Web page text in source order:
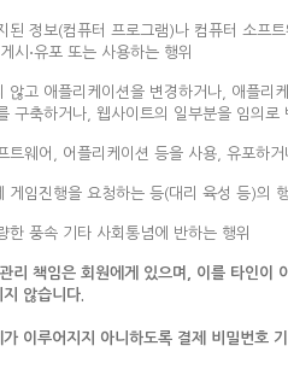
정보(컴퓨터 프로그램)나 컴퓨터 소프
시⋅유포 또는 사용하는 행위
고 애플리케이션을 변경하거나, 애플리
구축하거나, 웹사이트의 일부분을 임의로
웨어, 어플리케이션 등을 사용, 유포하
게임진행을 요청하는 등(대리 육성 등)의
풍속 기타 사회통념에 반하는 행위
책임은 회원에게 있으며, 이를 타인이
않습니다.
이루어지지 아니하도록 결제 비밀번호